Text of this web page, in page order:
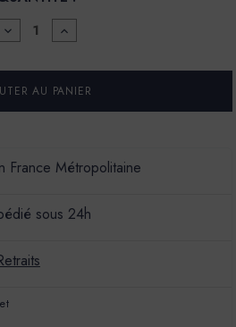
DIMINUER
LA
POUR
PEINTURE
LA
MAT
VELOURS
MALOSSOL
AUGMENTER
LA
POUR
PEINTURE
LA
MAT
VELOURS
MALOSSOL
France Métropolitaine
sous 24h